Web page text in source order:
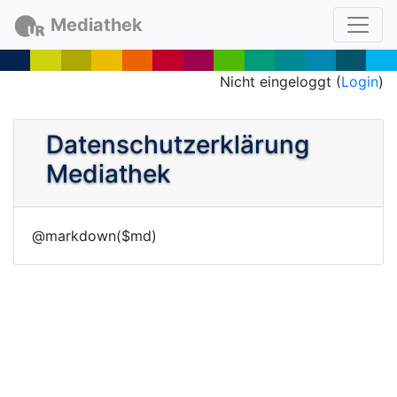
Mediathek
Nicht eingeloggt (Login)
Datenschutzerklärung
Mediathek
@markdown($md)